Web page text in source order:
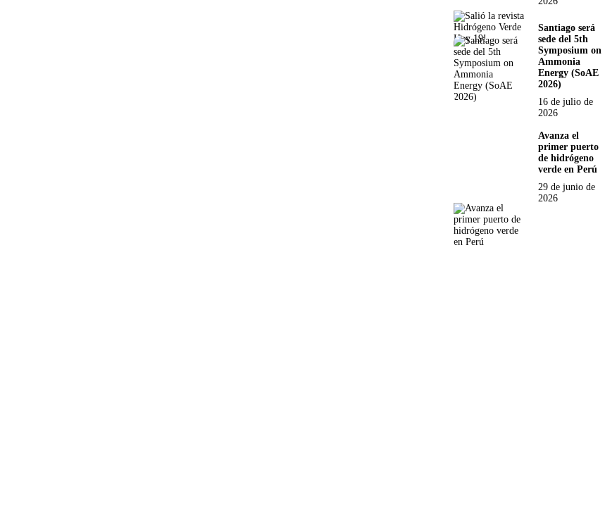
Santiago será
sede del 5th
Symposium on
Ammonia
Energy (SoAE
2026)
16 de julio de
2026
Avanza el
primer puerto
de hidrógeno
verde en Perú
29 de junio de
2026